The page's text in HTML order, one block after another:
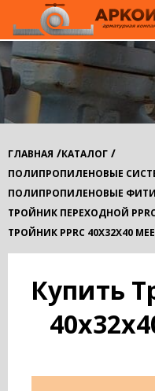
ГЛАВНАЯ /КАТАЛОГ /
ПОЛИПРОПИЛЕНОВЫЕ
ПОЛИПРОПИЛЕНОВЫЕ
ТРОЙНИК ПЕРЕХОДНОЙ
ТРОЙНИК PPRС 40Х32Х40
Купить